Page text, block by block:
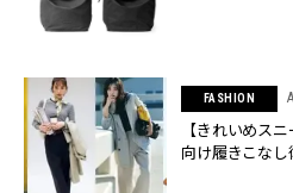
FASHION
【きれいめス
向け履きこなし